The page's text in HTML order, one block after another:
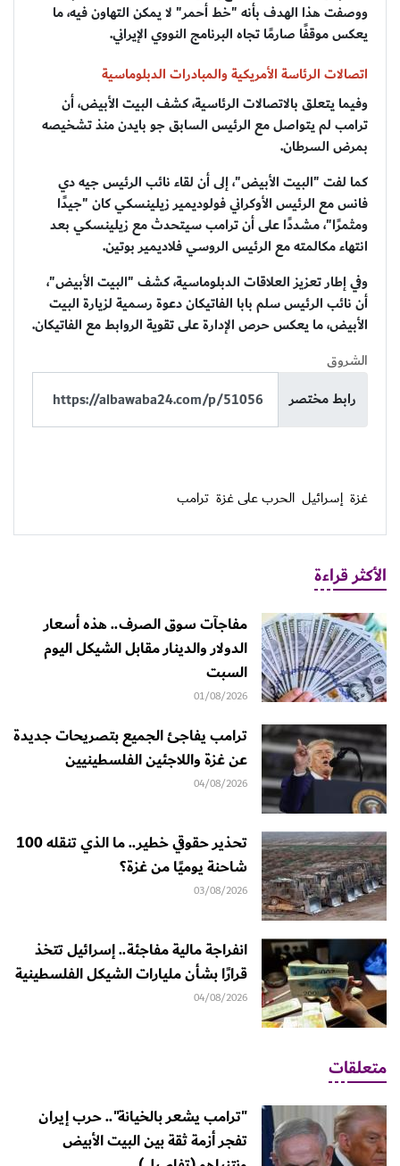
ووصفت هذا الهدف بأنه "خط أحمر" لا يمكن التهاون فيه، ما
يعكس موقفًا صارمًا تجاه البرنامج النووي الإيراني.
اتصالات الرئاسة الأمريكية والمبادرات الدبلوماسية
وفيما يتعلق بالاتصالات الرئاسية، كشف البيت الأبيض، أن
ترامب لم يتواصل مع الرئيس السابق جو بايدن منذ تشخيصه
بمرض السرطان.
كما لفت "البيت الأبيض"، إلى أن لقاء نائب الرئيس جيه دي
فانس مع الرئيس الأوكراني فولوديمير زيلينسكي كان "جيدًا
ومثمرًا"، مشددًا على أن ترامب سيتحدث مع زيلينسكي بعد
انتهاء مكالمته مع الرئيس الروسي فلاديمير بوتين.
وفي إطار تعزيز العلاقات الدبلوماسية، كشف "البيت الأبيض"،
أن نائب الرئيس سلم بابا الفاتيكان دعوة رسمية لزيارة البيت
الأبيض، ما يعكس حرص الإدارة على تقوية الروابط مع الفاتيكان.
الشروق
رابط مختصر
غزة إسرائيل الحرب على غزة ترامب
الأكثر قراءة
مفاجآت سوق الصرف.. هذه أسعار
الدولار والدينار مقابل الشيكل اليوم
السبت
01/08/2026
ترامب يفاجئ الجميع بتصريحات جديدة
عن غزة واللاجئين الفلسطينيين
04/08/2026
تحذير حقوقي خطير.. ما الذي تنقله 100
شاحنة يوميًا من غزة؟
03/08/2026
انفراجة مالية مفاجئة.. إسرائيل تتخذ
قرارًا بشأن مليارات الشيكل الفلسطينية
04/08/2026
متعلقات
"ترامب يشعر بالخيانة".. حرب إيران
تفجر أزمة ثقة بين البيت الأبيض